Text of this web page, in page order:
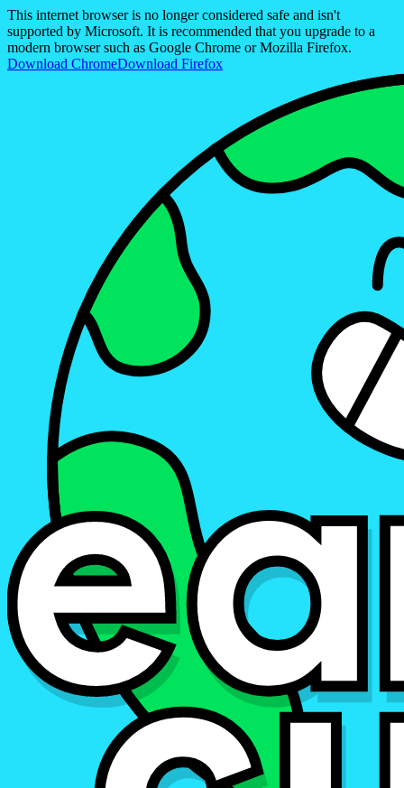
This internet browser is no longer considered safe and isn't
supported by Microsoft. It is recommended that you upgrade to a
modern browser such as Google Chrome or Mozilla Firefox.
Download ChromeDownload Firefox